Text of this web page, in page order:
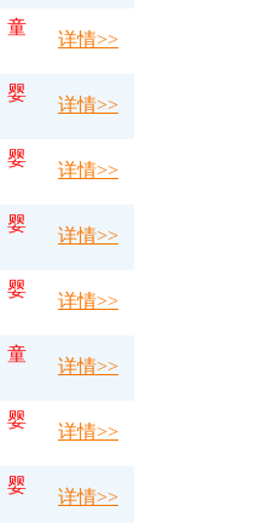
童
详情>>
婴
详情>>
婴
详情>>
婴
详情>>
婴
详情>>
童
详情>>
婴
详情>>
婴
详情>>